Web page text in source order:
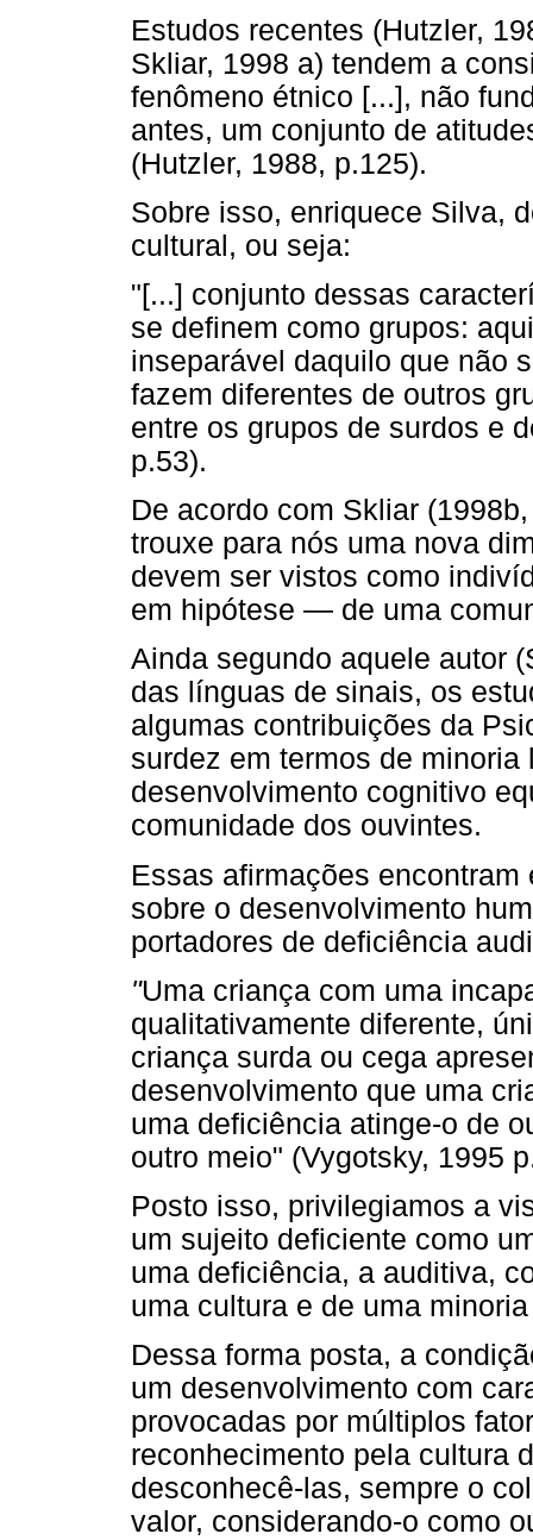
Estudos recentes (Hutzler,
Skliar, 1998 a) tendem a
fenômeno étnico [...], não
antes, um conjunto de
(Hutzler, 1988, p.125).
Sobre isso, enriquece Silva,
cultural, ou seja:
"[...] conjunto dessas
se definem como grupos:
inseparável daquilo que não
fazem diferentes de outros
entre os grupos de surdos e
p.53).
De acordo com Skliar
trouxe para nós uma nova
devem ser vistos como
em hipótese — de uma
Ainda segundo aquele autor
das línguas de sinais, os
algumas contribuições da
surdez em termos de
desenvolvimento cognitivo
comunidade dos ouvintes.
Essas afirmações
sobre o desenvolvimento
portadores de deficiência
"Uma criança com uma
qualitativamente diferente,
criança surda ou cega
desenvolvimento que uma
uma deficiência atinge-o de
outro meio" (Vygotsky, 1995
Posto isso, privilegiamos a
um sujeito deficiente como
uma deficiência, a auditiva,
uma cultura e de uma
Dessa forma posta, a
um desenvolvimento com
provocadas por múltiplos
reconhecimento pela cultura
desconhecê-las, sempre o
valor, considerando-o como